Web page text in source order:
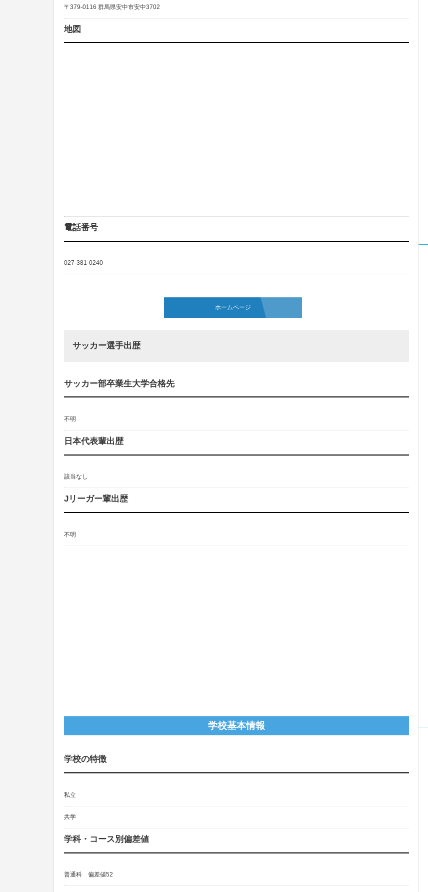
〒379-0116 群馬県安中市安中3702
地図
電話番号
027-381-0240
ホームページ
サッカー選手出歴
サッカー部卒業生大学合格先
不明
日本代表輩出歴
該当なし
Jリーガー輩出歴
不明
学校基本情報
学校の特徴
私立
共学
学科・コース別偏差値
普通科 偏差値52